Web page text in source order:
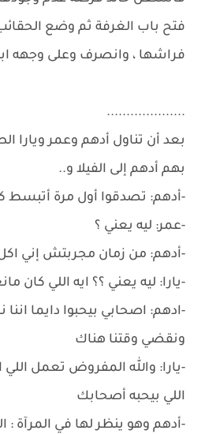
فتح باب الغرفة ثم وضع
فراشها ، وانصرف وعلى وجهه
....................
بعد أن تناول أدهم وعمر ويارا
بهم أدهم إلى الفيلا و..
-أدهم: تصدقوا أول مرة أتبسط
-عمر: ليه يعني ؟
-أدهم: من زمان مجربتش إني
-يارا: ليه يعني ؟؟ ايه اللي كان
-ادهم: اصحابي بيحبوا دايما
ونقضي وقتنا هناك
-يارا: والله المفروض تعمل
اللي بيحبه أصحابك
-أدهم وهو ينظر لها في المرآة :